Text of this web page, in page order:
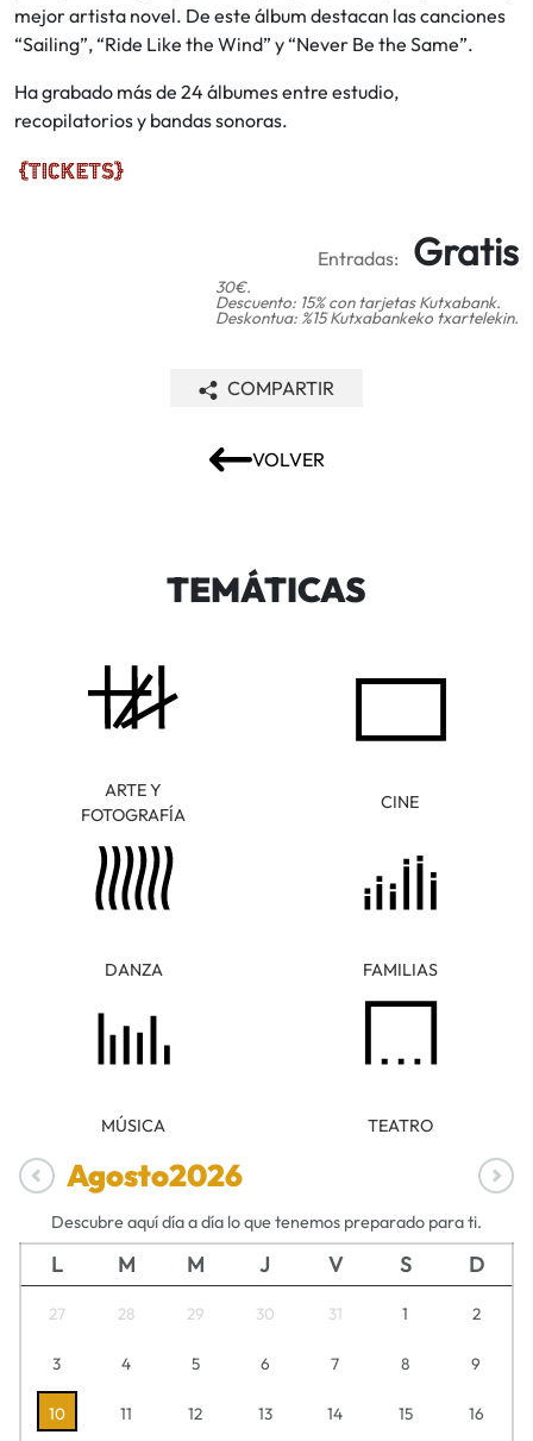
mejor artista novel. De este álbum destacan las canciones
“Sailing”, “Ride Like the Wind” y “Never Be the Same”.
Ha grabado más de 24 álbumes entre estudio,
recopilatorios y bandas sonoras.
Entradas: Gratis
30€.
Descuento: 15% con tarjetas Kutxabank.
Deskontua: %15 Kutxabankeko txartelekin.
VOLVER
COMPARTIR
TEMÁTICAS
ARTE Y
FOTOGRAFÍA
CINE
DANZA FAMILIAS
MÚSICA TEATRO
Agosto2026
Descubre aquí día a día lo que tenemos preparado para ti.
L M M J V S D
27 28 29 30 31 1 2
3 4 5 6 7 8 9
10 11 12 13 14 15 16